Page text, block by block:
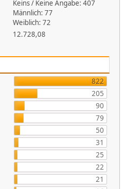
Keins / Keine Angabe: 407
Männlich: 77
Weiblich: 72
12.728,08
822
205
90
79
50
31
25
22
21